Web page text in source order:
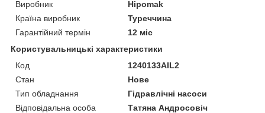
Виробник
Hipomak
Країна виробник
Туреччина
Гарантійний термін
12 міс
Користувальницькі характеристики
Код
1240133AIL2
Стан
Нове
Тип обладнання
Гідравлічні насоси
Відповідальна особа
Татяна Андросовіч